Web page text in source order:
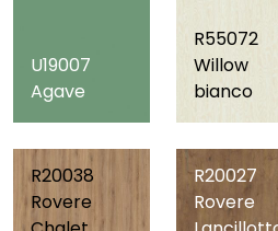
U19007
Agave
R55072
Willow
bianco
R20038
Rovere
R20027
Rovere